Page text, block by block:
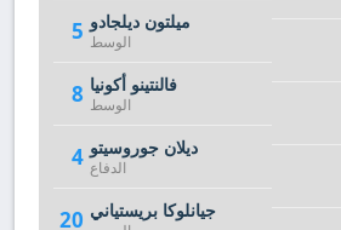
5 ميلتون ديلجادو
الوسط
8 فالنتينو أكونيا
الوسط
4 ديلان جوروسيتو
الدفاع
20 جيانلوكا بريستياني